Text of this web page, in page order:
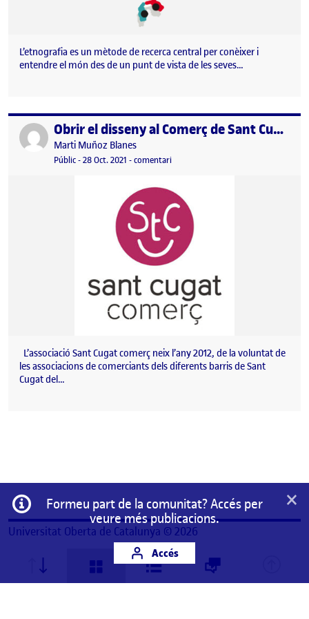
L’etnografia es un mètode de recerca central per conèixer i
entendre el món des de un punt de vista de les seves…
Publicat per Obrir el disseny al Comerç de Sant Cugat
Publicat per
Marti Muñoz Blanes
Visibilitat:
Públic-Data de publicació
28 Oct. 2021 -comentariel Obrir el disseny al Comerç de Sant
L’associació Sant Cugat comerç neix l’any 2012, de la voluntat de
les associacions de comerciants dels diferents barris de Sant
Cugat del…
Informació
Formeu part de la comunitat? Accés per
veure més publicacions.
Accés
×
Universitat Oberta de Catalunya © 2026